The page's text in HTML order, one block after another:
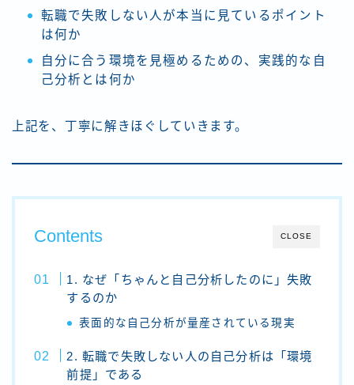
転職で失敗しない人が本当に見ているポイント
は何か
自分に合う環境を見極めるための、実践的な自
己分析とは何か
上記を、丁寧に解きほぐしていきます。
CLOSE
Contents
1. なぜ「ちゃんと自己分析したのに」失敗
するのか
表面的な自己分析が量産されている現実
2. 転職で失敗しない人の自己分析は「環境
前提」である